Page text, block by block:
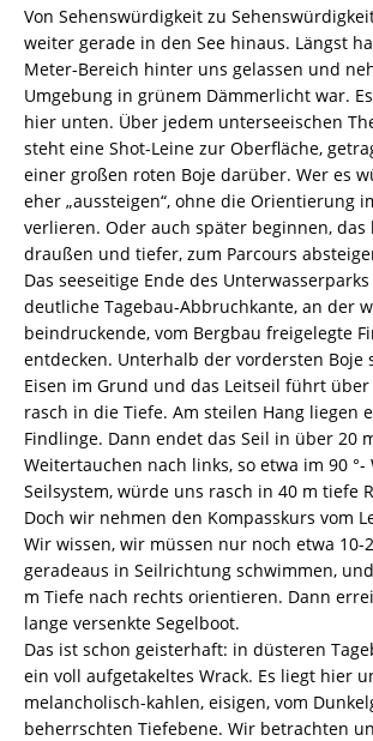
Von Sehenswürdigkeit zu
weiter gerade in den See hinaus. Längst
Meter-Bereich hinter uns gelassen und
Umgebung in grünem Dämmerlicht war.
hier unten. Über jedem unterseeischen
steht eine Shot-Leine zur Oberfläche,
einer großen roten Boje darüber. Wer es
eher „aussteigen“, ohne die Orientierung
verlieren. Oder auch später beginnen,
draußen und tiefer, zum Parcours
Das seeseitige Ende des
deutliche Tagebau-Abbruchkante, an der
beindruckende, vom Bergbau freigelegte
entdecken. Unterhalb der vordersten Boje
Eisen im Grund und das Leitseil führt
rasch in die Tiefe. Am steilen Hang liegen
Findlinge. Dann endet das Seil in über 20
Weitertauchen nach links, so etwa im 90 °-
Seilsystem, würde uns rasch in 40 m tiefe
Doch wir nehmen den Kompasskurs vom
Wir wissen, wir müssen nur noch etwa 10-
geradeaus in Seilrichtung schwimmen,
m Tiefe nach rechts orientieren. Dann
lange versenkte Segelboot.
Das ist schon geisterhaft: in düsteren
ein voll aufgetakeltes Wrack. Es liegt hier
melancholisch-kahlen, eisigen, vom
beherrschten Tiefebene. Wir betrachten